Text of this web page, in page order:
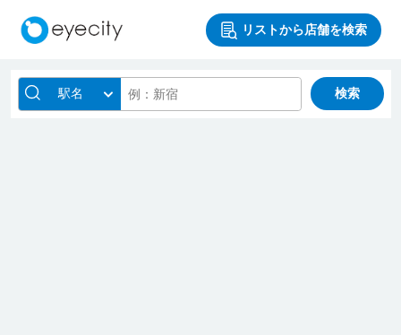
リストから店舗を検索
駅名 検索